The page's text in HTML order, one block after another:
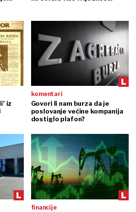
iz
komentari
Govori li nam burza da je
poslovanje većine kompanija
dostiglo plafon?
financije